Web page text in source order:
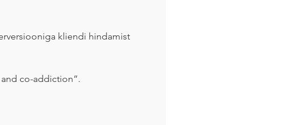
kliendi hindamist
co-addiction”.